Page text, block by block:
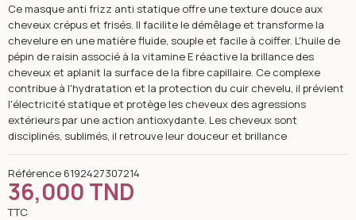
Ce masque anti frizz anti statique offre une texture douce aux
cheveux crépus et frisés. Il facilite le démêlage et transforme la
chevelure en une matière fluide, souple et facile à coiffer. L'huile de
pépin de raisin associé à la vitamine E réactive la brillance des
cheveux et aplanit la surface de la fibre capillaire. Ce complexe
contribue à l'hydratation et la protection du cuir chevelu, il prévient
l'électricité statique et protège les cheveux des agressions
extérieurs par une action antioxydante. Les cheveux sont
disciplinés, sublimés, il retrouve leur douceur et brillance
Référence 6192427307214
36,000 TND
TTC